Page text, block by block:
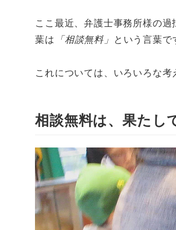
ここ最近、弁護士事務所様の
葉は 「相談無料」 という言葉で
これについては、いろいろな考
相談無料は、果たし